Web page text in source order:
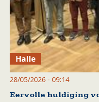
Halle
28/05/2026 - 09:14
Eervolle huldiging